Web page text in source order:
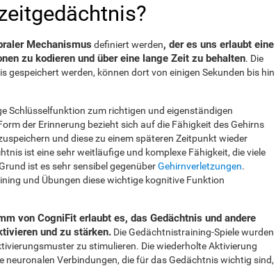
Mechanismus definiert werden, der es uns erlaubt eine
zu kodieren und über eine lange Zeit zu behalten. Die
gespeichert werden, können dort von einigen Sekunden bis hin
Schlüsselfunktion zum richtigen und eigenständigen
der Erinnerung bezieht sich auf die Fähigkeit des Gehirns
und diese zu einem späteren Zeitpunkt wieder
ist eine sehr weitläufige und komplexe Fähigkeit, die viele
ist es sehr sensibel gegenüberGehirnverletzungen.
und Übungen diese wichtige kognitive Funktion
von CogniFit erlaubt es, das Gedächtnis und andere
und zu stärken. Die Gedächtnistraining-Spiele wurden
zu stimulieren. Die wiederholte Aktivierung
neuronalen Verbindungen, die für das Gedächtnis wichtig sind,